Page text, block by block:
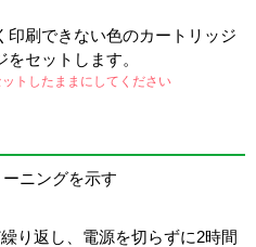
印刷できない色のカートリッジ
セットします。
トしたままにしてください
り返し、電源を切らずに2時間